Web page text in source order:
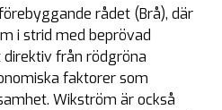
rådet (Brå), där
i strid med beprövad
från rödgröna
faktorer som
Wikström är också